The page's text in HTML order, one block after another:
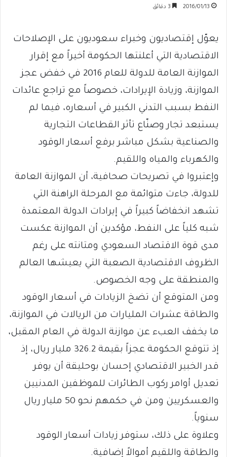
2016/01/13
يعوّل إقتصاديون وخبراء سعوديون على الإصلاحات
الاقتصادية التي أعلنتها الحكومة أخيراً مع إقرار
الموازنة العامة للدولة للعام 2016 في خفض عجز
الموازنة، وزيادة الإيرادات، خصوصاً مع تراجع عائدات
النفط بسبب التدني الكبير في أسعاره، فيما لم
يستبعد تجار وصنّاع تأثر القطاعات التجارية
والصناعية بشكل مباشر برفع أسعار الوقود
والكهرباء والمياه واللقيم.
وإعتبروا في تصريحات صحافية، أن الموازنة العامة
للدولة، جاءت متوائمة مع المرحلة الراهنة التي
تشهد انخفاضاً كبيراً في إيرادات الدولة المعتمدة
شبه كلياً على النفط، مؤكدين أن الموازنة عكست
مدى قوة الاقتصاد السعودي ومتانته على رغم
الظروف الاقتصادية الصعبة التي يعيشها العالم
والمنطقة على وجه الخصوص.
ومن المتوقع أن تضخ الزيادات في أسعار الوقود
والطاقة عشرات المليارات من الريالات في الموازنة،
ما يخفف العبء عن موازنة الدولة في العام المقبل،
إذ تتوقع الحكومة عجزاً بقيمة 326.2 مليار ريال، إذ
قدر الخبير الاقتصادي إحسان بوحليقة أن يوفر
تعديل أوامر ركوب الطائرات للموظفين المدنيين
والعسكريين ومن في حكمهم نحو 50 مليار ريال
سنوياً.
وعلاوة على ذلك، ستوفر زيادات أسعار الوقود
والطاقة واللقيم أموالاً إضافية.